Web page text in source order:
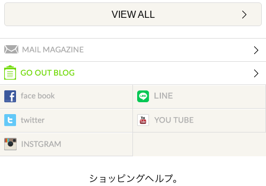
VIEW ALL